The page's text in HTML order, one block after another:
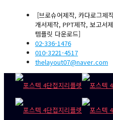
[브로슈어제작, 카다로그제
개서제작, PPT제작, 보고서
템플릿 다운로드]
02-336-1476
010-3221-4517
thelayout07@naver.com